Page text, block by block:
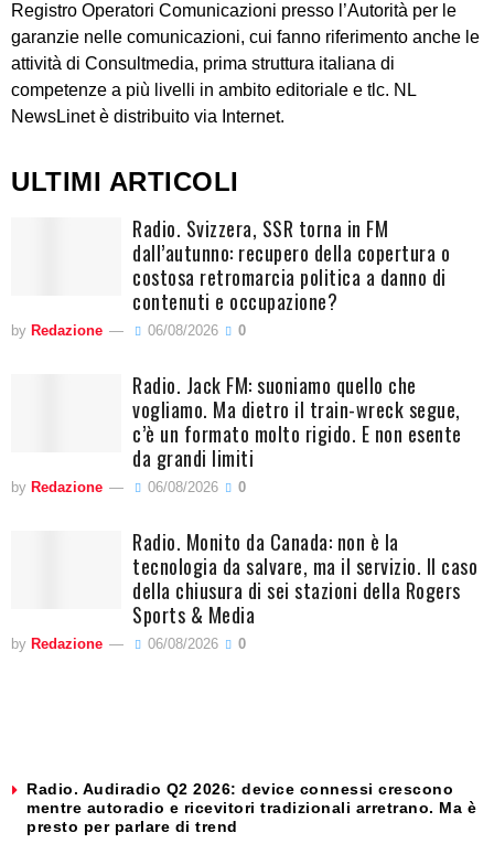
Registro Operatori Comunicazioni presso l’Autorità per le
garanzie nelle comunicazioni, cui fanno riferimento anche le
attività di Consultmedia, prima struttura italiana di
competenze a più livelli in ambito editoriale e tlc. NL
NewsLinet è distribuito via Internet.
ULTIMI ARTICOLI
Radio. Svizzera, SSR torna in FM
dall’autunno: recupero della copertura o
costosa retromarcia politica a danno di
contenuti e occupazione?
by Redazione 06/08/2026 0
Radio. Jack FM: suoniamo quello che
vogliamo. Ma dietro il train-wreck segue,
c’è un formato molto rigido. E non esente
da grandi limiti
by Redazione 06/08/2026 0
Radio. Monito da Canada: non è la
tecnologia da salvare, ma il servizio. Il caso
della chiusura di sei stazioni della Rogers
Sports & Media
by Redazione 06/08/2026 0
Radio. Audiradio Q2 2026: device connessi crescono
mentre autoradio e ricevitori tradizionali arretrano. Ma è
presto per parlare di trend